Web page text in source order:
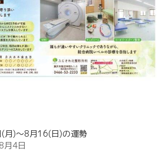
月)～8月16(日)の運勢
月4日